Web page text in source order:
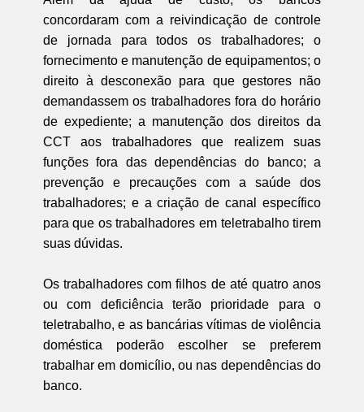
concordaram com a reivindicação de controle
de jornada para todos os trabalhadores; o
fornecimento e manutenção de equipamentos; o
direito à desconexão para que gestores não
demandassem os trabalhadores fora do horário
de expediente; a manutenção dos direitos da
CCT aos trabalhadores que realizem suas
funções fora das dependências do banco; a
prevenção e precauções com a saúde dos
trabalhadores; e a criação de canal específico
para que os trabalhadores em teletrabalho tirem
suas dúvidas.
Os trabalhadores com filhos de até quatro anos
ou com deficiência terão prioridade para o
teletrabalho, e as bancárias vítimas de violência
doméstica poderão escolher se preferem
trabalhar em domicílio, ou nas dependências do
banco.